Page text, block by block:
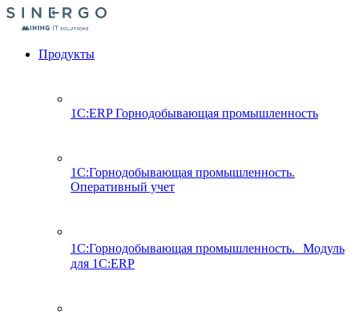
Продукты
1С:ERP Горнодобывающая промышленность
1С:Горнодобывающая промышленность.
Оперативный учет
1С:Горнодобывающая промышленность. Модуль
для 1С:ERP